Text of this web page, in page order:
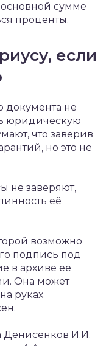
основной сумме
проценты.
если
документа не
юридическую
что заверив
но это не
не заверяют,
её
возможно
подпись под
в архиве ее
Она может
руках
Денисенков И.И.